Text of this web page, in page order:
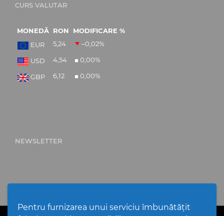
Pentru furnizarea unui serviciu îmbunătățit
CURS VALUTAR
MONEDĂ RON
MODIFICARE %
EUR
5,24 –0,02%
USD 4,54 0,00%
GBP 6,12 0,00%
NEWSLETTER